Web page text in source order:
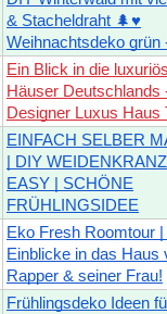
& Stacheldraht 🌲♥️
Weihnachtsdeko grün
Ein Blick in die
Häuser Deutschlands
Designer Luxus Haus
EINFACH SELBER
| DIY
EASY | SCHÖNE
FRÜHLINGSIDEE
Eko Fresh Roomtour
Einblicke in das Haus
Rapper & seiner Frau!
Frühlingsdeko Ideen